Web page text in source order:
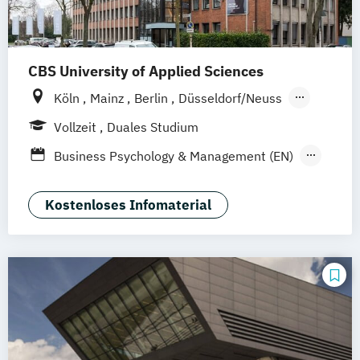
CBS University of Applied Sciences
Köln Mainz Berlin
Düsseldorf/Neuss
Solingen
Hamburg Rheine
Vollzeit
Duales Studium
Business Psychology & Management (EN)
General Management-Spezialisierung
Wirtschaftspsychologie und
Wirtschaftspsychologie
Kostenloses Infomaterial